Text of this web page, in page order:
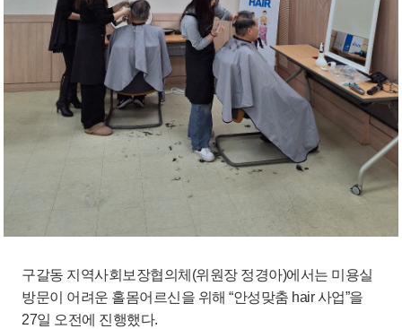
구갈동 지역사회보장협의체(위원장 정경아)에서는 미용실
방문이 어려운 홀몸어르신을 위해 “안성맞춤 hair 사업”을
27일 오전에 진행했다.